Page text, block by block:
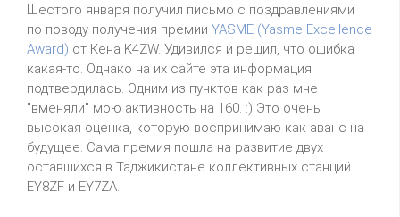
Шестого января получил письмо с поздравлениями
по поводу получения премии YASME (Yasme Excellence
Award) от Кена K4ZW. Удивился и решил, что ошибка
какая-то. Однако на их сайте эта информация
подтвердилась. Одним из пунктов как раз мне
"вменяли" мою активность на 160. :) Это очень
высокая оценка, которую воспринимаю как аванс на
будущее. Сама премия пошла на развитие двух
оставшихся в Таджикистане коллективных станций
EY8ZF и EY7ZA.